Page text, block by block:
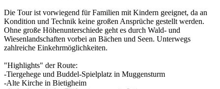
Die Tour ist vorwiegend für Familien mit Kindern geeignet, da an
Kondition und Technik keine großen Ansprüche gestellt werden.
Ohne große Höhenunterschiede geht es durch Wald- und
Wiesenlandschaften vorbei an Bächen und Seen. Unterwegs
zahlreiche Einkehrmöglichkeiten.
"Highlights" der Route:
-Tiergehege und Buddel-Spielplatz in Muggensturm
-Alte Kirche in Bietigheim